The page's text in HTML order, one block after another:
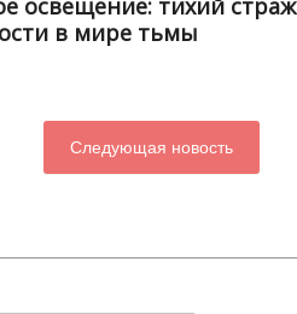
освещение: тихий страж
в мире тьмы
Следующая новость